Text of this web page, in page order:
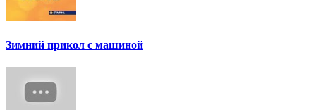
Зимний прикол с машиной